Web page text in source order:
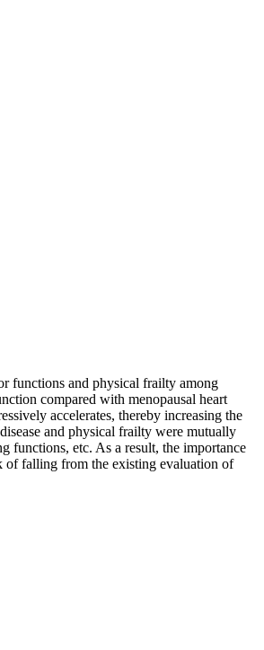
functions and physical frailty among
compared with menopausal heart
accelerates, thereby increasing the
and physical frailty were mutually
functions, etc. As a result, the importance
of falling from the existing evaluation of